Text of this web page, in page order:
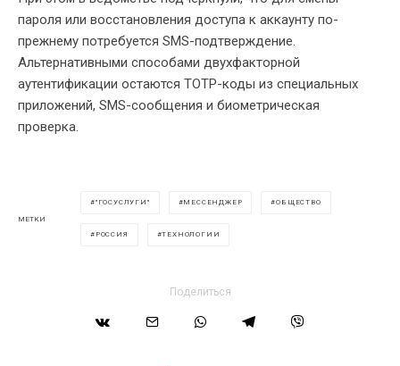
пароля или восстановления доступа к аккаунту по-
прежнему потребуется SMS-подтверждение.
Альтернативными способами двухфакторной
аутентификации остаются TOTP-коды из специальных
приложений, SMS-сообщения и биометрическая
проверка.
МЕТКИ
"ГОСУСЛУГИ" МЕССЕНДЖЕР ОБЩЕСТВО
РОССИЯ ТЕХНОЛОГИИ
Поделиться